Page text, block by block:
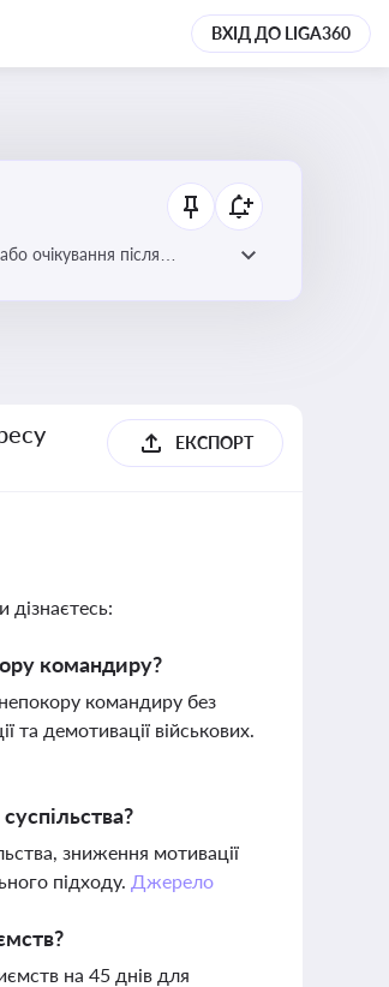
ВХІД ДО LIGA360
очікування після
ЕКСПОРТ
дізнаєтесь:
командиру?
командиру без
та демотивації військових.
зниження мотивації
підходу. Джерело
на 45 днів для